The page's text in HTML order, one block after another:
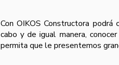
Con OIKOS Constructora
cabo y de igual manera,
permita que le presentemos